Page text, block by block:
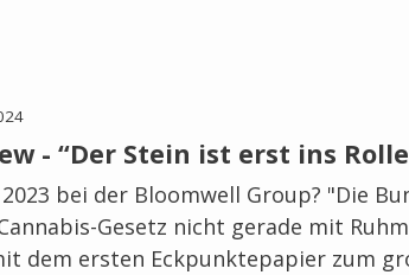
- “Der Stein ist erst ins
bei der Bloomwell Group? "Die
Gesetz nicht gerade mit
dem ersten Eckpunktepapier zum